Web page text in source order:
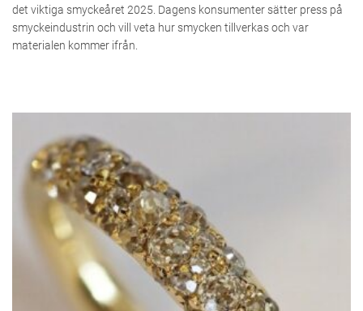
det viktiga smyckeåret 2025. Dagens konsumenter sätter press på
smyckeindustrin och vill veta hur smycken tillverkas och var
materialen kommer ifrån.